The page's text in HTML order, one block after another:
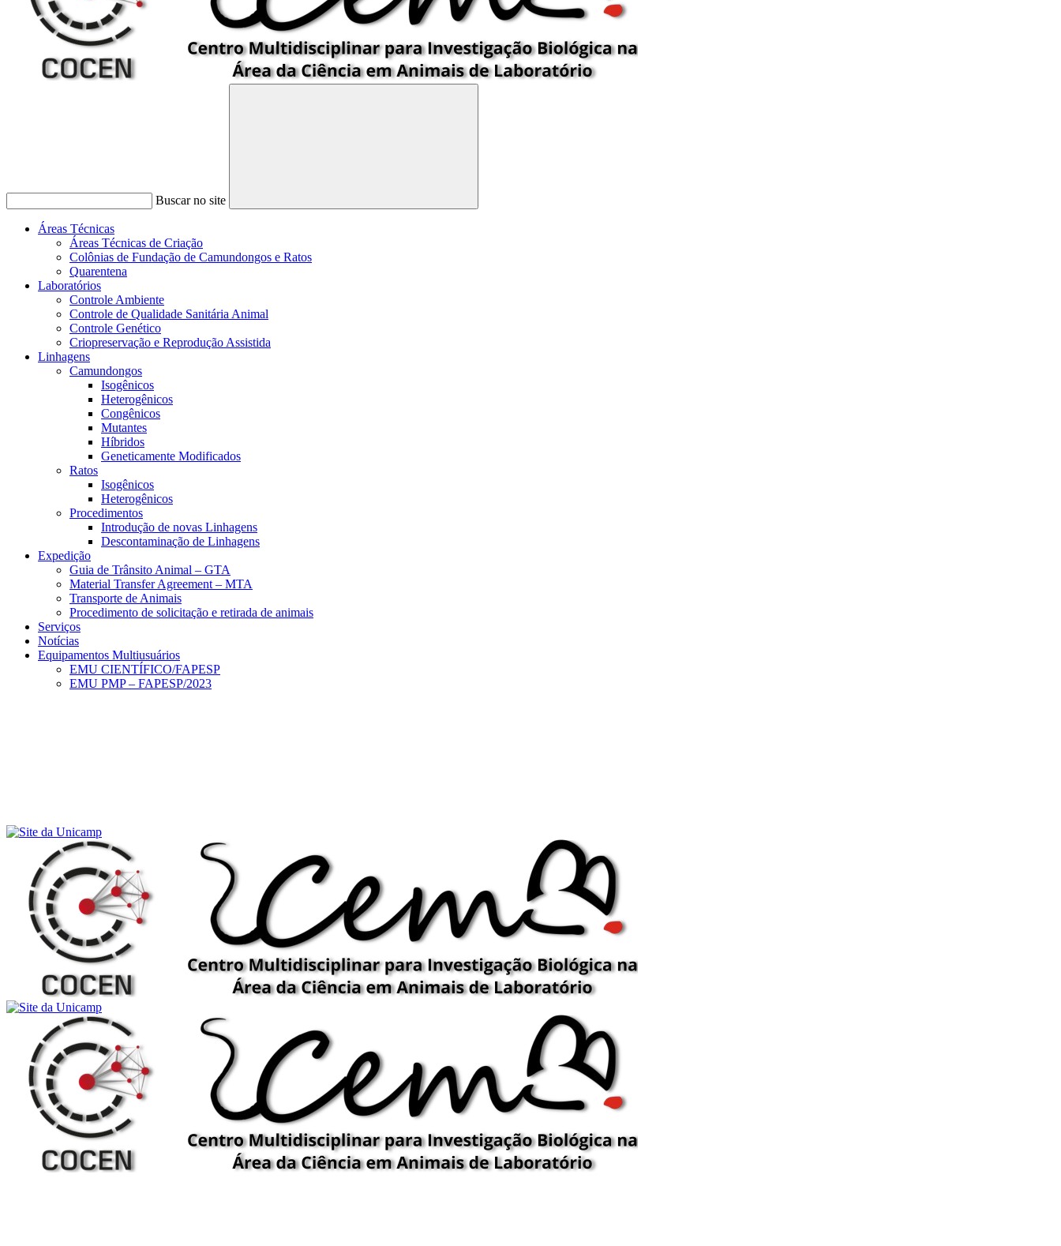
Buscar no site
Buscar
Áreas Técnicas
Áreas Técnicas de Criação
Colônias de Fundação de Camundongos e Ratos
Quarentena
Laboratórios
Controle Ambiente
Controle de Qualidade Sanitária Animal
Controle Genético
Criopreservação e Reprodução Assistida
Linhagens
Camundongos
Isogênicos
Heterogênicos
Congênicos
Mutantes
Híbridos
Geneticamente Modificados
Ratos
Isogênicos
Heterogênicos
Procedimentos
Introdução de novas Linhagens
Descontaminação de Linhagens
Expedição
Guia de Trânsito Animal – GTA
Material Transfer Agreement – MTA
Transporte de Animais
Procedimento de solicitação e retirada de animais
Serviços
Notícias
Equipamentos Multiusuários
EMU CIENTÍFICO/FAPESP
EMU PMP – FAPESP/2023